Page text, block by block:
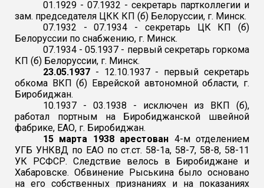
01.1929 - 07.1932 - секретарь партколлегии и
зам. председателя ЦКК КП (б) Белоруссии, г. Минск.
07.1932 - 07.1934 - секретарь ЦК КП (б)
Белоруссии по снабжению, г. Минск.
07.1934 - 05.1937 - первый секретарь горкома
КП (б) Белоруссии, г. Минск.
23.05.1937 - 12.10.1937 - первый секретарь
обкома ВКП (б) Еврейской автономной области, г.
Биробиджан.
10.1937 - 03.1938 - исключен из ВКП (б),
работал портным на Биробиджанской швейной
фабрике, ЕАО, г. Биробиджан.
15 марта 1938 арестован 4-м отделением
УГБ УНКВД по ЕАО по ст.ст. 58-1а, 58-7, 58-8, 58-11
УК РСФСР. Следствие велось в Биробиджане и
Хабаровске. Обвинение Рыськина было основано
на его собственных признаниях и на показаниях